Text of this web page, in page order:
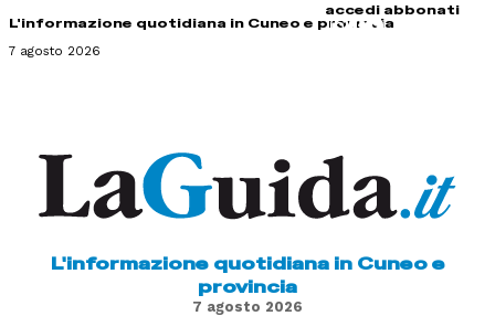
accedi abbonati
L'informazione quotidiana in Cuneo e provincia
7 agosto 2026
L'informazione quotidiana in Cuneo e
provincia
7 agosto 2026